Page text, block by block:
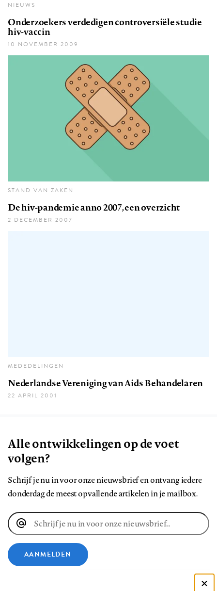
NIEUWS
Onderzoekers verdedigen controversiële studie
hiv-vaccin
10 NOVEMBER 2009
STAND VAN ZAKEN
De hiv-pandemie anno 2007, een overzicht
2 DECEMBER 2007
MEDEDELINGEN
Nederlandse Vereniging van Aids Behandelaren
22 APRIL 2001
Alle ontwikkelingen op de voet
volgen?
Schrijf je nu in voor onze nieuwsbrief en ontvang iedere
donderdag de meest opvallende artikelen in je mailbox.
E-
mailadres
AANMELDEN